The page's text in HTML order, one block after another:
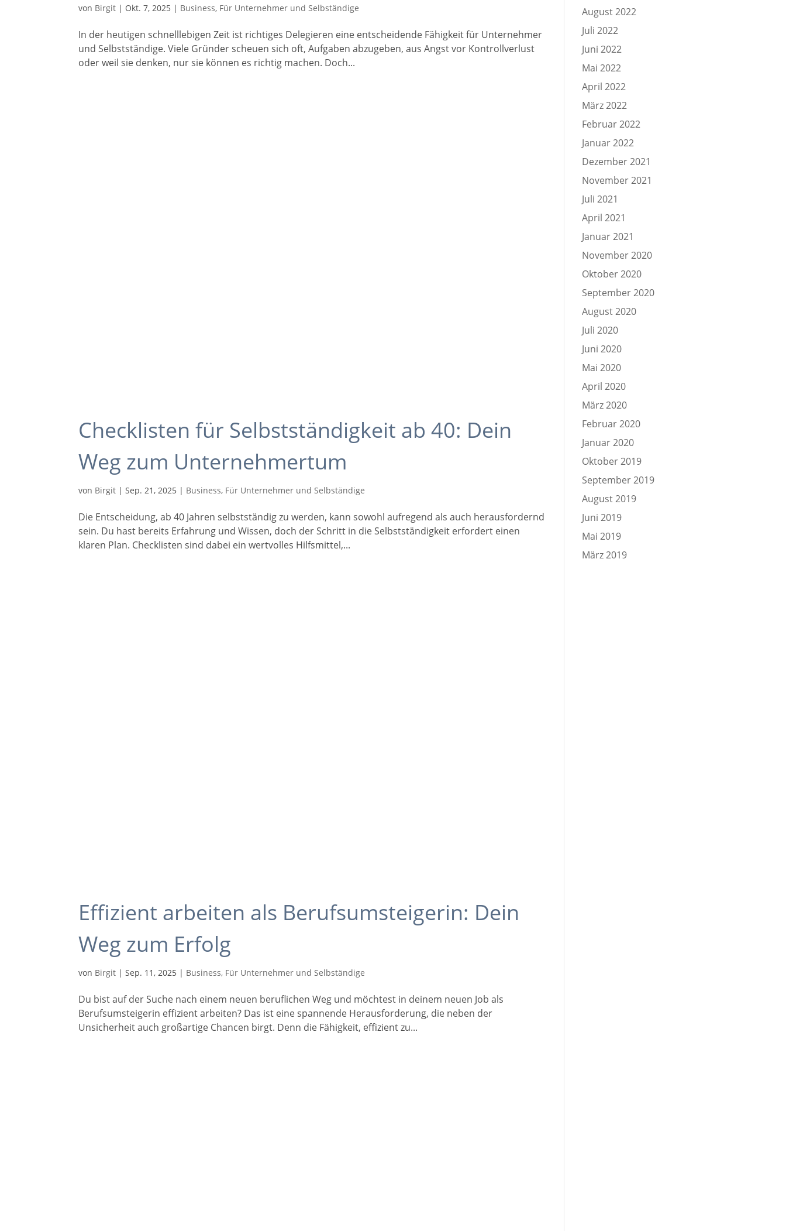
von Birgit | Okt. 7, 2025 | Business, Für Unternehmer und Selbständige
In der heutigen schnelllebigen Zeit ist richtiges Delegieren eine entscheidende Fähigkeit für Unternehmer
und Selbstständige. Viele Gründer scheuen sich oft, Aufgaben abzugeben, aus Angst vor Kontrollverlust
oder weil sie denken, nur sie können es richtig machen. Doch...
Checklisten für Selbstständigkeit ab 40: Dein
Weg zum Unternehmertum
von Birgit |Sep. 21, 2025 | Business, Für Unternehmer und Selbständige
Die Entscheidung, ab 40 Jahren selbstständig zu werden, kann sowohl aufregend als auch herausfordernd
sein. Du hast bereits Erfahrung und Wissen, doch der Schritt in die Selbstständigkeit erfordert einen
klaren Plan. Checklisten sind dabei ein wertvolles Hilfsmittel,...
Effizient arbeiten als Berufsumsteigerin: Dein
Weg zum Erfolg
von Birgit |Sep. 11, 2025 | Business, Für Unternehmer und Selbständige
Du bist auf der Suche nach einem neuen beruflichen Weg und möchtest in deinem neuen Job als
Berufsumsteigerin effizient arbeiten? Das ist eine spannende Herausforderung, die neben der
Unsicherheit auch großartige Chancen birgt. Denn die Fähigkeit, effizient zu...
August 2022
Juli 2022
Juni 2022
Mai 2022
April 2022
März 2022
Februar 2022
Januar 2022
Dezember 2021
November 2021
Juli 2021
April 2021
Januar 2021
November 2020
Oktober 2020
September 2020
August 2020
Juli 2020
Juni 2020
Mai 2020
April 2020
März 2020
Februar 2020
Januar 2020
Oktober 2019
September 2019
August 2019
Juni 2019
Mai 2019
März 2019